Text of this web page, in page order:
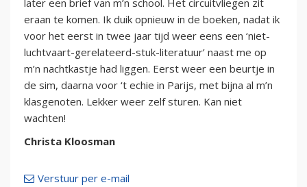
eraan te komen. Ik duik opnieuw in de boeken, nadat ik
voor het eerst in twee jaar tijd weer eens een ‘niet-
luchtvaart-gerelateerd-stuk-literatuur’ naast me op
m’n nachtkastje had liggen. Eerst weer een beurtje in
de sim, daarna voor ‘t echie in Parijs, met bijna al m’n
klasgenoten. Lekker weer zelf sturen. Kan niet
wachten!
Christa Kloosman
Verstuur per e-mail